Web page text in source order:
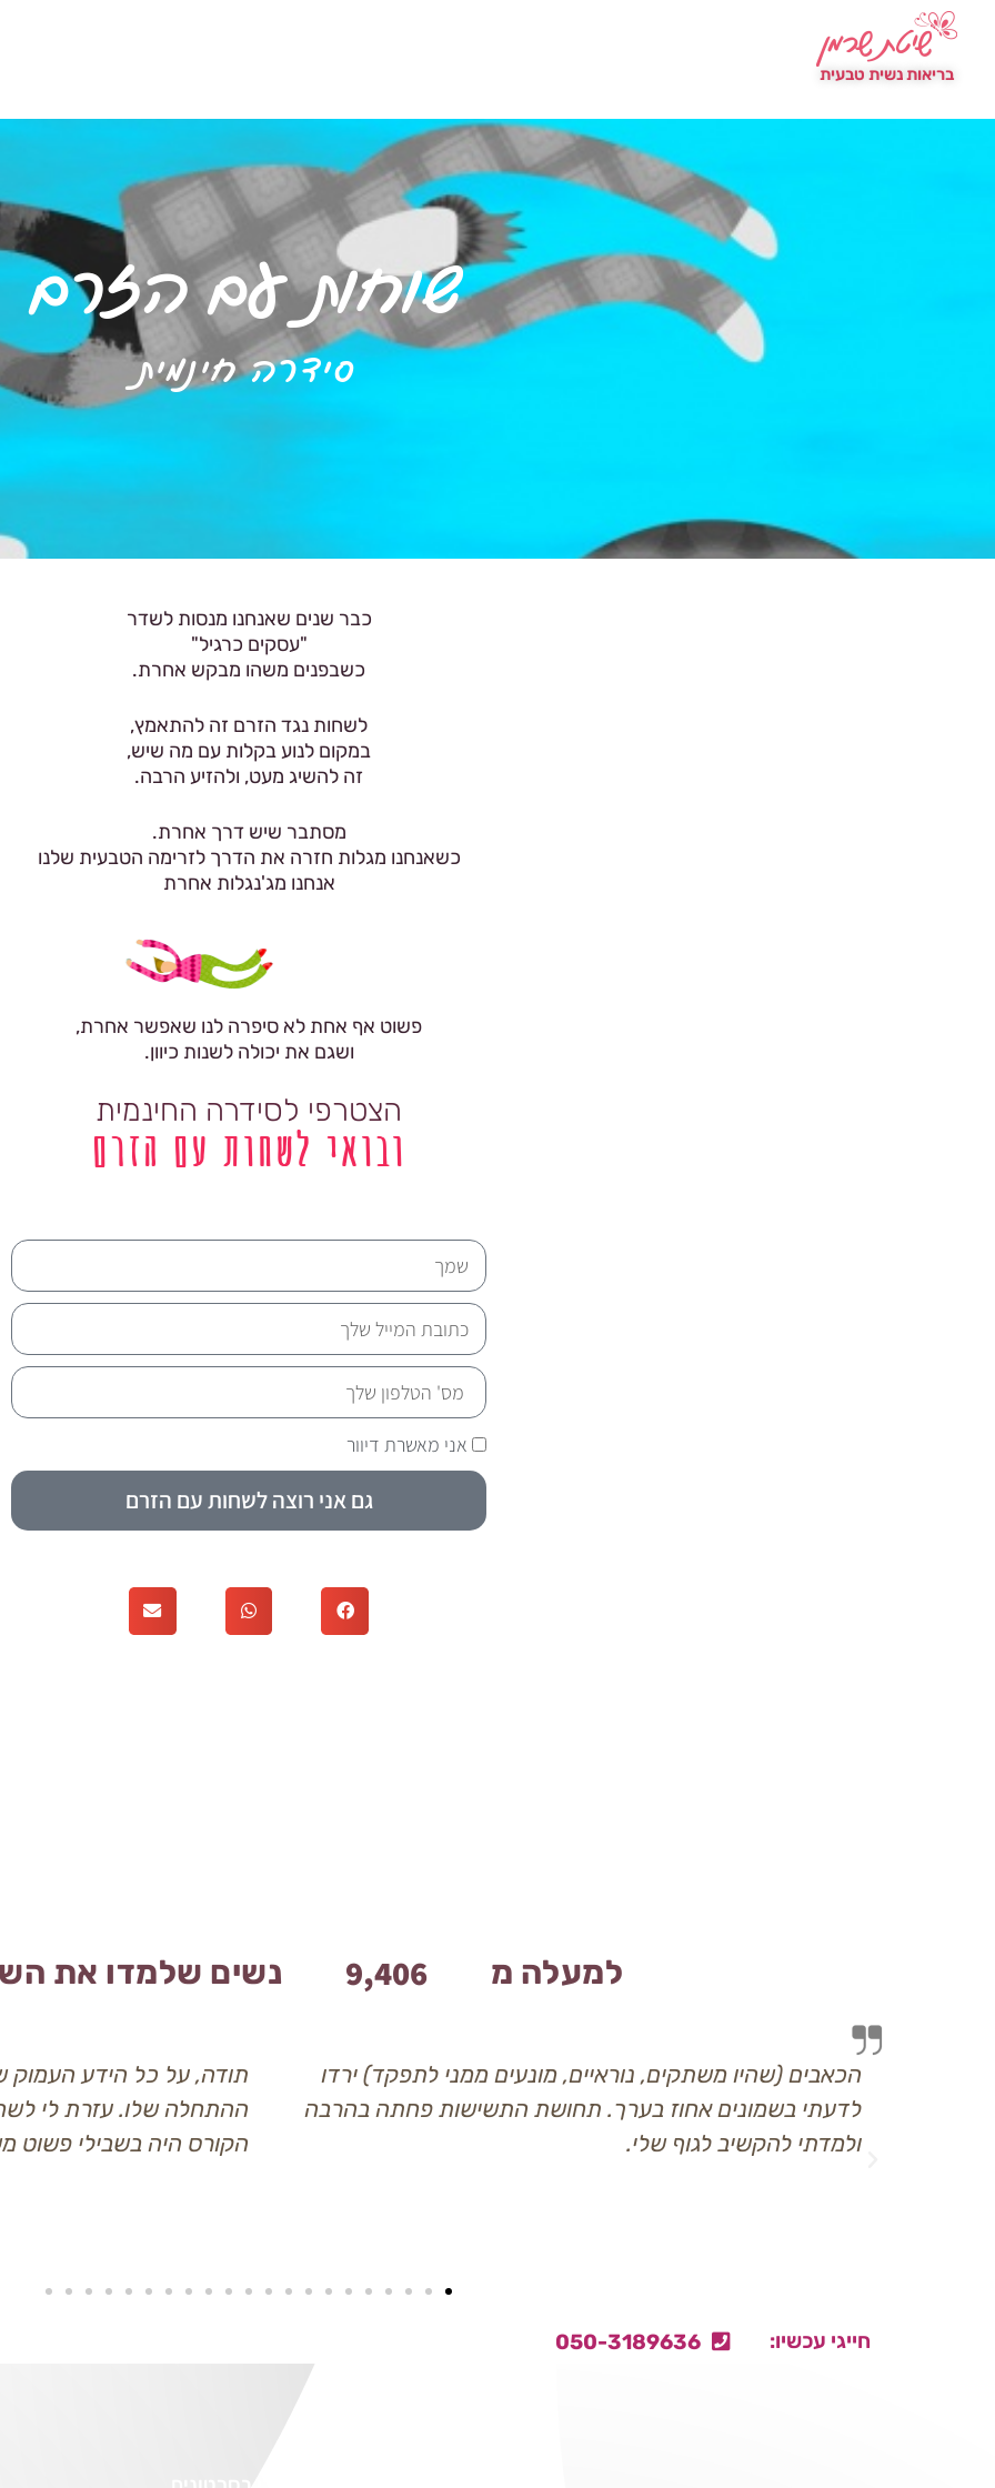
בריאות נשית טבעית
שוחות עם הזרם
סידרה חינמית
כבר שנים שאנחנו מנסות לשדר
"עסקים כרגיל"
כשבפנים משהו מבקש אחרת.
לשחות נגד הזרם זה להתאמץ,
במקום לנוע בקלות עם מה שיש,
זה להשיג מעט, ולהזיע הרבה.
מסתבר שיש דרך אחרת.
כשאנחנו מגלות חזרה את הדרך לזרימה הטבעית שלנו
אנחנו מג'נגלות אחרת
פשוט אף אחת לא סיפרה לנו שאפשר אחרת,
ושגם את יכולה לשנות כיוון.
הצטרפי לסידרה החינמית
ובואי לשחות עם הזרם
אני מאשרת דיוור
גם אני רוצה לשחות עם הזרם
למעלה מ 9,794 נשים שלמדו את
משתקים, נוראיים, מונעים ממני לתפקד) ירדו
אחוז בערך. תחושת התשישות פחתה בהרבה
לגוף שלי.
תודה, על כל הידע העמוק שפתח לי נתיב של למידה
ההתחלה שלו. עזרת לי לשחרר רגשות של בושה
הקורס היה בשבילי פשוט משנה חיים!!!
חייגי עכשיו: 
050-3189636